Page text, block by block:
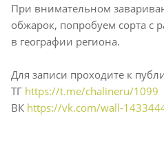
При внимательном
обжарок, попробуем сорта с
в географии региона.
Для записи проходите к
ТГ https://t.me/chalineru/1099
ВК https://vk.com/wall-